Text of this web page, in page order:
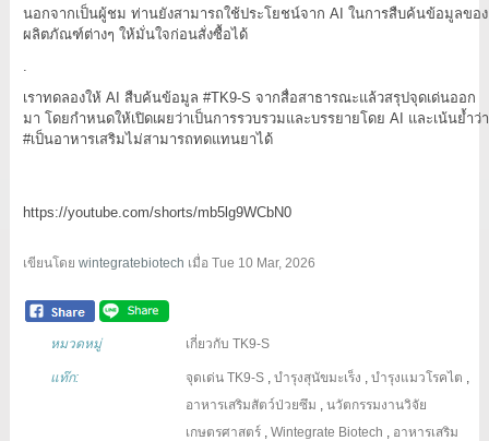
นอกจากเป็นผู้ชม ท่านยังสามารถใช้ประโยชน์จาก AI ในการสืบค้นข้อมูลของ
ผลิตภัณฑ์ต่างๆ ให้มั่นใจก่อนสั่งซื้อได้
เราทดลองให้ AI สืบค้นข้อมูล #TK9-S จากสื่อสาธารณะแล้วสรุปจุดเด่นออก
มา โดยกำหนดให้เปิดเผยว่าเป็นการรวบรวมและบรรยายโดย AI และเน้นย้ำว่า
#เป็นอาหารเสริมไม่สามารถทดแทนยาได้
https://youtube.com/shorts/mb5lg9WCbN0
เขียนโดย wintegratebiotech เมื่อ Tue 10 Mar, 2026
หมวดหมู่ เกี่ยวกับ TK9-S
แท๊ก: จุดเด่น TK9-S ,บำรุงสุนัขมะเร็ง ,บำรุงแมวโรคไต ,
อาหารเสริมสัตว์ป่วยซึม ,นวัตกรรมงานวิจัย
เกษตรศาสตร์ ,Wintegrate Biotech , อาหารเสริม